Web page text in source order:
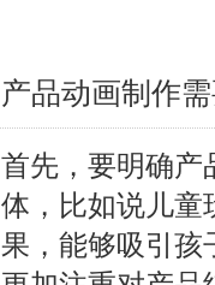
产品动画制作
首先，要明确产
体，比如说儿童
果，能够吸引孩